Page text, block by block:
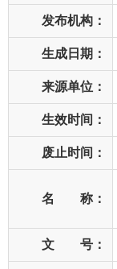
发布机构：
生成日期：
来源单位：
生效时间：
废止时间：
名 称：
文 号：